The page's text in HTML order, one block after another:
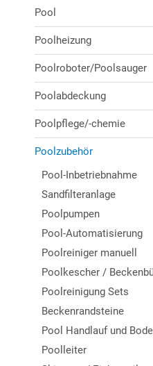
Pool
Poolheizung
Poolroboter/Poolsauger
Poolabdeckung
Poolpflege/-chemie
Poolzubehör
Pool-Inbetriebnahme
Sandfilteranlage
Poolpumpen
Pool-Automatisierung
Poolreiniger manuell
Poolkescher /
Poolreinigung Sets
Beckenrandsteine
Pool Handlauf und
Poolleiter